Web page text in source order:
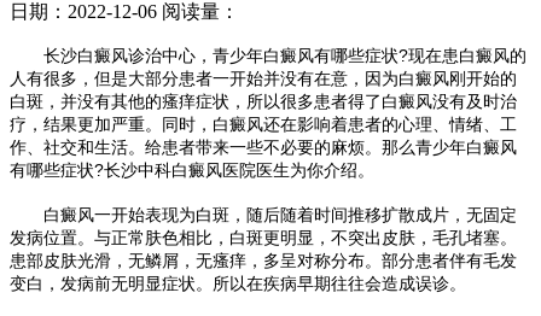
日期：2022-12-06 阅读量：
长沙白癜风诊治中心，青少年白癜风有哪些症状?现在患白癜风的
人有很多，但是大部分患者一开始并没有在意，因为白癜风刚开始的
白斑，并没有其他的瘙痒症状，所以很多患者得了白癜风没有及时治
疗，结果更加严重。同时，白癜风还在影响着患者的心理、情绪、工
作、社交和生活。给患者带来一些不必要的麻烦。那么青少年白癜风
有哪些症状?长沙中科白癜风医院医生为你介绍。
白癜风一开始表现为白斑，随后随着时间推移扩散成片，无固定
发病位置。与正常肤色相比，白斑更明显，不突出皮肤，毛孔堵塞。
患部皮肤光滑，无鳞屑，无瘙痒，多呈对称分布。部分患者伴有毛发
变白，发病前无明显症状。所以在疾病早期往往会造成误诊。